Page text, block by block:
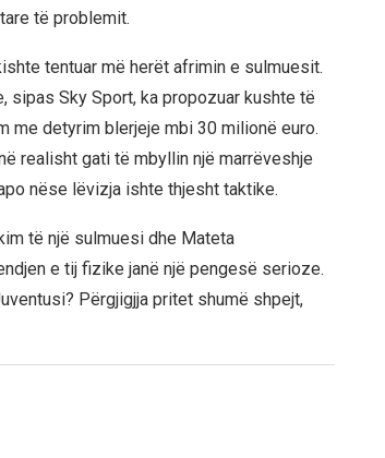
të problemit.
tentuar më herët afrimin e sulmuesit.
sipas Sky Sport, ka propozuar kushte të
me detyrim blerjeje mbi 30 milionë euro.
realisht gati të mbyllin një marrëveshje
nëse lëvizja ishte thjesht taktike.
të një sulmuesi dhe Mateta
e tij fizike janë një pengesë serioze.
Përgjigjja pritet shumë shpejt,